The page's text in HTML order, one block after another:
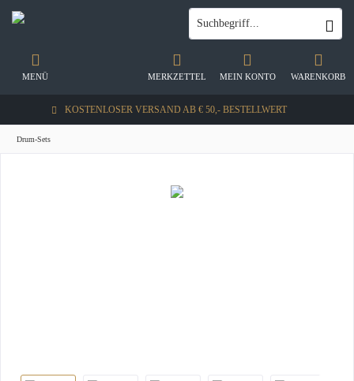
KOSTENLOSER VERSAND AB € 50,- BESTELLWERT
WARENKORB
MERKZETTEL MEIN KONTO
MENÜ
Drum-Sets